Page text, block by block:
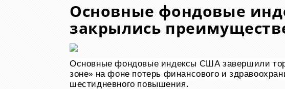
Основные фондовые
закрылись
Основные фондовые индексы США завершили
зоне» на фоне потерь финансового и
шестидневного повышения.